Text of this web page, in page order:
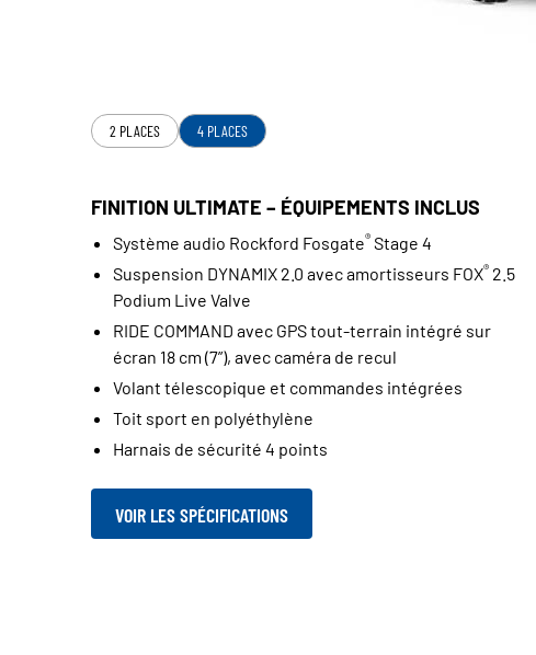
2 PLACES 4 PLACES
FINITION ULTIMATE – ÉQUIPEMENTS INCLUS
Système audio Rockford Fosgate®Stage 4
Suspension DYNAMIX 2.0 avec amortisseurs FOX®2.5
Podium Live Valve
RIDE COMMAND avec GPS tout‑terrain intégré sur
écran 18 cm (7”), avec caméra de recul
Volant télescopique et commandes intégrées
Toit sport en polyéthylène
Harnais de sécurité 4 points
VOIR LES SPÉCIFICATIONS